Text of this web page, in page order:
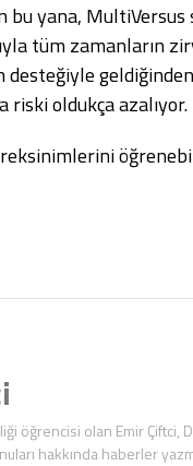
bu yana,
tüm zamanların
desteğiyle
riski oldukça azalıyor.
öğrencisi olan Emir Çiftci,
hakkında haberler